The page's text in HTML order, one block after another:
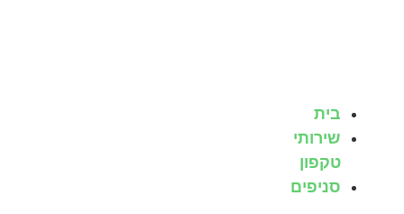
בית
שירותי
טקפון
סניפים